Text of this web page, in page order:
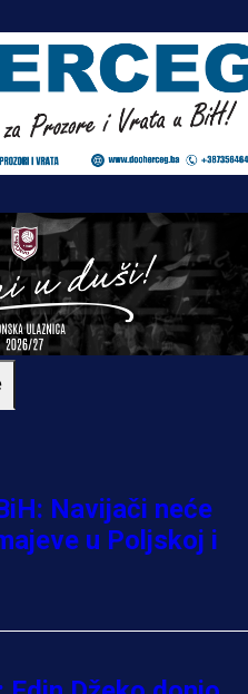
Navijači neće
u Poljskoj i